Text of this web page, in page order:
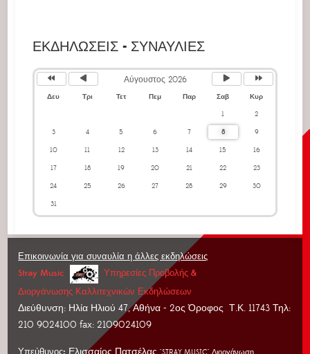
ΕΚΔΗΛΩΣΕΙΣ - ΣΥΝΑΥΛΙΕΣ
Αύγουστος 2026
Δευ Τρι Τετ Πεμ Παρ Σαβ Κυρ
1 2
3 4 5 6 7 8 9
10 11 12 13 14 15 16
17 18 19 20 21 22 23
24 25 26 27 28 29 30
31
Επικοινωνία για συναυλία η άλλες εκδηλώσεις
Stray Music
Υπηρεσίες Προβολής &
Διοργάνωσης Καλλιτεχνικών Εκδηλώσεων
Διεύθυνση: Ηλία Ηλιού 47, Αθήνα - 2ος Όροφος Τ.Κ. 11743 Τηλ:
210 9024100 fax: 2109024109